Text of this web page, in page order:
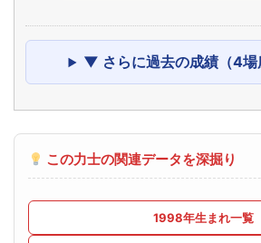
▼ さらに過去の成績（4場
この力士の関連データを深掘り
1998年生まれ一覧